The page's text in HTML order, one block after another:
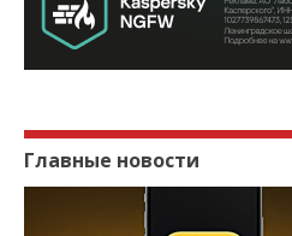
Главные новости